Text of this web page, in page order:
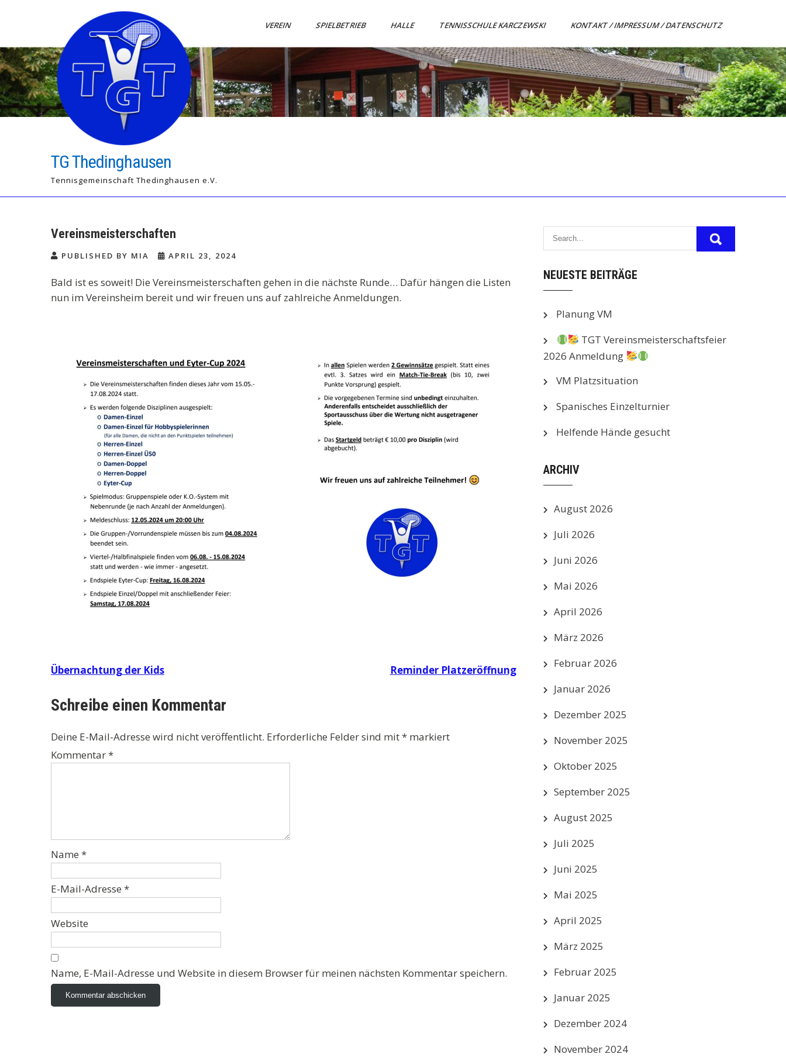
TG Thedinghausen
Tennisgemeinschaft Thedinghausen e.V.
VEREIN SPIELBETRIEB HALLE TENNISSCHULE KARCZEWSKI KONTAKT / IMPRESSUM / DATENSCHUTZ
Vereinsmeisterschaften
PUBLISHED BY MIA APRIL 23, 2024
Bald ist es soweit! Die Vereinsmeisterschaften gehen in die nächste Runde… Dafür hängen die Listen
nun im Vereinsheim bereit und wir freuen uns auf zahlreiche Anmeldungen.
Beitragsnavigation
Übernachtung der Kids Reminder Platzeröffnung
Schreibe einen Kommentar
Deine E-Mail-Adresse wird nicht veröffentlicht. Erforderliche Felder sind mit* markiert
Kommentar*
Name *
E-Mail-Adresse *
Website
Name, E-Mail-Adresse und Website in diesem Browser für meinen nächsten Kommentar speichern.
NEUESTE BEITRÄGE
Planung VM
TGT Vereinsmeisterschaftsfeier
2026 Anmeldung
VM Platzsituation
Spanisches Einzelturnier
Helfende Hände gesucht
ARCHIV
August 2026
Juli 2026
Juni 2026
Mai 2026
April 2026
März 2026
Februar 2026
Januar 2026
Dezember 2025
November 2025
Oktober 2025
September 2025
August 2025
Juli 2025
Juni 2025
Mai 2025
April 2025
März 2025
Februar 2025
Januar 2025
Dezember 2024
November 2024